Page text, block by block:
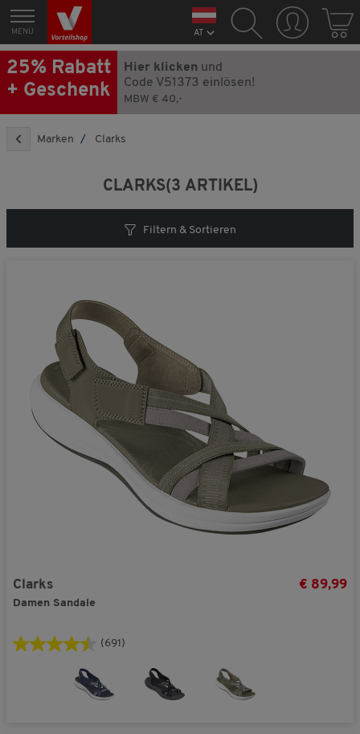
MENÜ AT
25% Rabatt
+ Geschenk
Hier klicken und
Code V51373 einlösen!
MBW € 40,-
Marken Clarks
CLARKS(3 ARTIKEL)
Filtern & Sortieren
Clarks
Damen Sandale
€ 89,99
(691)